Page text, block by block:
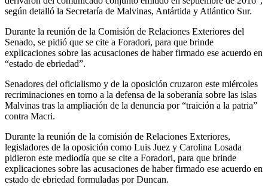
según detalló la Secretaría de Malvinas, Antártida y Atlántico Sur.
Durante la reunión de la Comisión de Relaciones Exteriores del
Senado, se pidió que se cite a Foradori, para que brinde
explicaciones sobre las acusaciones de haber firmado ese acuerdo en
“estado de ebriedad”.
Senadores del oficialismo y de la oposición cruzaron este miércoles
recriminaciones en torno a la defensa de la soberanía sobre las islas
Malvinas tras la ampliación de la denuncia por “traición a la patria”
contra Macri.
Durante la reunión de la comisión de Relaciones Exteriores,
legisladores de la oposición como Luis Juez y Carolina Losada
pidieron este mediodía que se cite a Foradori, para que brinde
explicaciones sobre las acusaciones de haber firmado ese acuerdo en
estado de ebriedad formuladas por Duncan.